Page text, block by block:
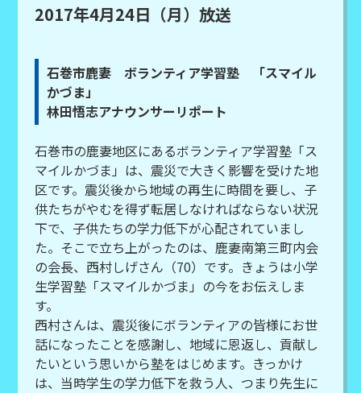
2017年4月24日（月）放送
石巻市鹿妻 ボランティア学習塾 「スマイル
かづま」
林田悟志アナウンサーリポート
石巻市の鹿妻地区にあるボランティア学習塾「ス
マイルかづま」は、震災で大きく影響を受けた地
区です。震災後から地域の再生に時間を要し、子
供たちがやむを得ず転居しなければならない状況
下で、子供たちの学力低下が心配されていまし
た。そこで立ち上がったのは、鹿妻南第三町内会
の会長、西村しげさん（70）です。きょうは小学
生学習塾「スマイルかづま」の今をお伝えしま
す。
西村さんは、震災後にボランティアの皆様にお世
話になったことを感謝し、地域に恩返し、貢献し
たいという思いから塾をはじめます。きっかけ
は、当時学生の学力低下を救う人、つまり先生に